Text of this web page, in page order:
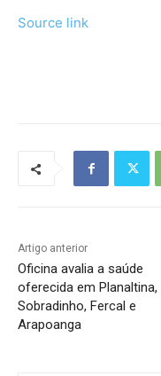
Source link
Artigo anterior
Oficina avalia a saúde
oferecida em Planaltina,
Sobradinho, Fercal e
Arapoanga